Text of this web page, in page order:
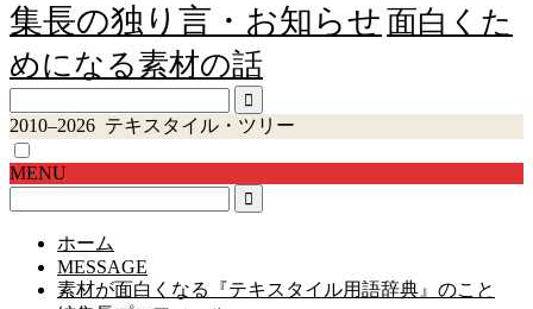
集長の独り言・お知らせ 面白くた
めになる素材の話
2010–2026 テキスタイル・ツリー
MENU
ホーム
MESSAGE
素材が面白くなる『テキスタイル用語辞典』のこと